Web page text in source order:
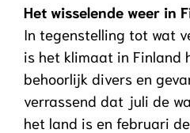
Het wisselende weer in
In tegenstelling tot wat
is het klimaat in Finland
behoorlijk divers en
verrassend dat juli de
het land is en februari